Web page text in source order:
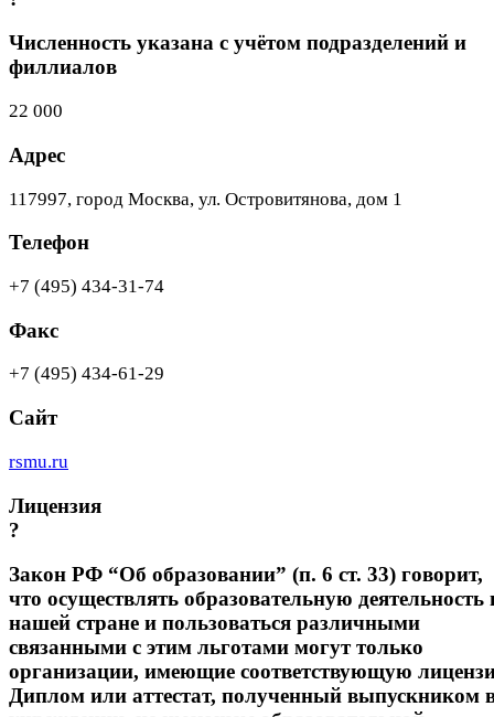
Численность указана с учётом подразделений и
филлиалов
22 000
Адрес
117997, город Москва, ул. Островитянова, дом 1
Телефон
+7 (495) 434-31-74
Факс
+7 (495) 434-61-29
Сайт
rsmu.ru
Лицензия
?
Закон РФ “Об образовании” (п. 6 ст. 33) говорит,
что осуществлять образовательную деятельность
нашей стране и пользоваться различными
связанными с этим льготами могут только
организации, имеющие соответствующую
Диплом или аттестат, полученный выпускником